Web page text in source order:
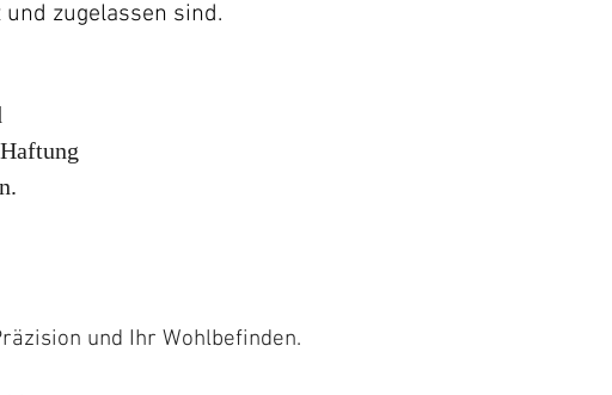
zugelassen sind.
und Ihr Wohlbefinden.